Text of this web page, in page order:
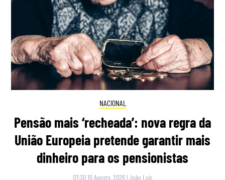
NACIONAL
Pensão mais ‘recheada’: nova regra da
União Europeia pretende garantir mais
dinheiro para os pensionistas
07:30 10 Agosto, 2026 |João Luís